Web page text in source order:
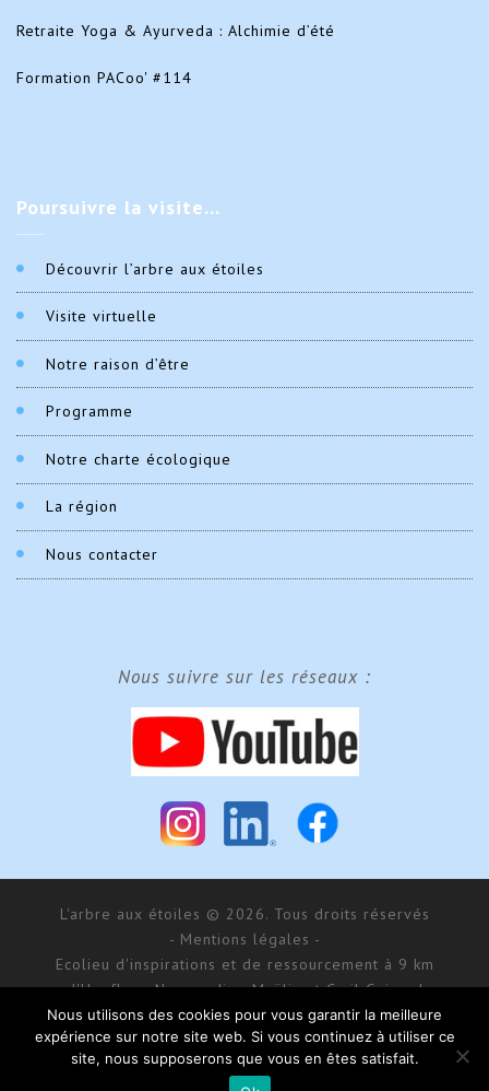
Retraite Yoga & Ayurveda : Alchimie d’été
Formation PACoo' #114
Poursuivre la visite…
Découvrir l’arbre aux étoiles
Visite virtuelle
Notre raison d’être
Programme
Notre charte écologique
La région
Nous contacter
Nous suivre sur les réseaux :
L'arbre aux étoiles © 2026. Tous droits réservés
- Mentions légales -
Ecolieu d'inspirations et de ressourcement à 9 km
d'Honfleur, Normandie - Maÿlis et Cyril Guiraud
SARL MCG Evénements au capital de 177 000 € - RCS
Bernay 488 550 781
168 impasse d’Aumale - 27 210 Fatouville-Grestain
Nous utilisons des cookies pour vous garantir la meilleure
expérience sur notre site web. Si vous continuez à utiliser ce
site, nous supposerons que vous en êtes satisfait.